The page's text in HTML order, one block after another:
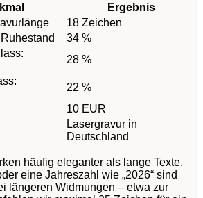
Ergebnis
18 Zeichen
34 %
28 %
22 %
10 EUR
Lasergravur in
Deutschland
häufig eleganter als lange Texte.
eine Jahreszahl wie „2026“ sind
längeren Widmungen – etwa zur